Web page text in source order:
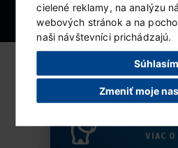
cielené reklamy, na analýzu
webových stránok a na
naši návštevníci prichádzajú.
Súhlasím
Zmeniť moje
podobné produkty
VIAC O